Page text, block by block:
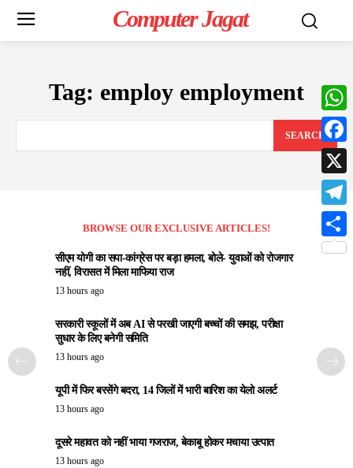
Computer Jagat
Tag: employ employment
SEARCH
BROWSE OUR EXCLUSIVE ARTICLES!
सीएम योगी का सपा-कांग्रेस पर बड़ा हमला, बोले- युवाओं को रोजगार
नहीं, विरासत में मिला माफिया राज
13 hours ago
सरकारी स्कूलों में अब AI से परखी जाएगी बच्चों की समझ, परीक्षा
सुधार के लिए बनेगी समिति
13 hours ago
यूपी में फिर बरसेंगे बदरा, 14 जिलों में भारी बारिश का येलो अलर्ट
13 hours ago
दूसरे महावत को नहीं भाया गजराज, बेकाबू होकर मचाया उत्पात
13 hours ago
X
Share